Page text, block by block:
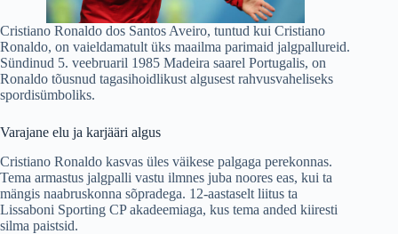
Cristiano Ronaldo dos Santos Aveiro, tuntud kui Cristiano
Ronaldo, on vaieldamatult üks maailma parimaid jalgpallureid.
Sündinud 5. veebruaril 1985 Madeira saarel Portugalis, on
Ronaldo tõusnud tagasihoidlikust algusest rahvusvaheliseks
spordisümboliks.
Varajane elu ja karjääri algus
Cristiano Ronaldo kasvas üles väikese palgaga perekonnas.
Tema armastus jalgpalli vastu ilmnes juba noores eas, kui ta
mängis naabruskonna sõpradega. 12-aastaselt liitus ta
Lissaboni Sporting CP akadeemiaga, kus tema anded kiiresti
silma paistsid.